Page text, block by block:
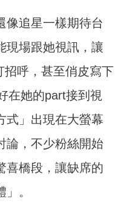
像追星一樣期待台
現場跟她視訊，讓
招呼，甚至俏皮寫下
在她的part接到視
式」出現在大螢幕
論，不少粉絲開始
喜橋段，讓缺席的
。